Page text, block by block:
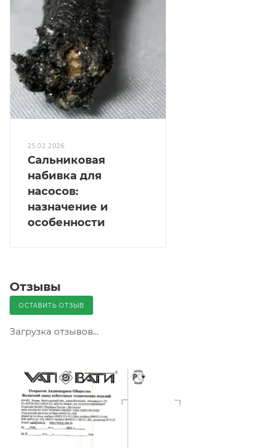
25.02.2026
Сальниковая
набивка для
насосов:
назначение и
особенности
Отзывы
ОСТАВИТЬ ОТЗЫВ
Загрузка отзывов...